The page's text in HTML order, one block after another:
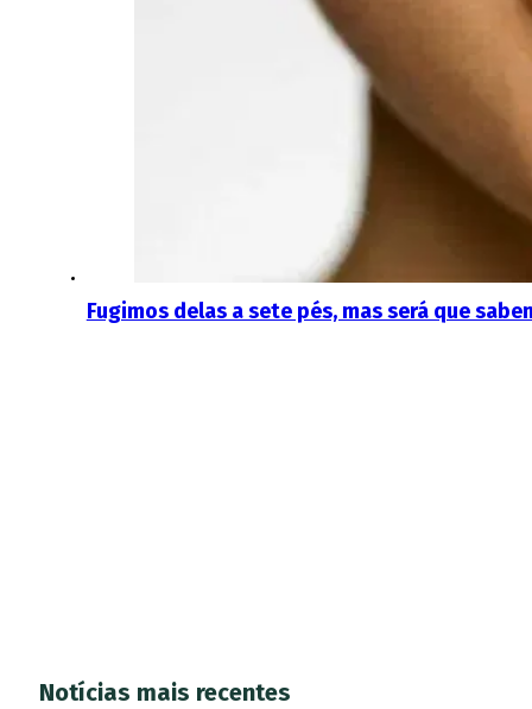
Fugimos delas a sete pés, mas será que
Notícias mais recentes